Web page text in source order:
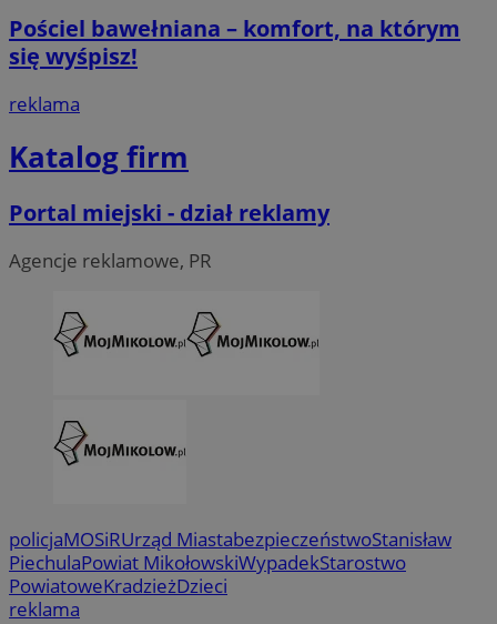
Pościel bawełniana – komfort, na którym
się wyśpisz!
reklama
Katalog firm
Portal miejski - dział reklamy
Agencje reklamowe, PR
policjaMOSiRUrząd MiastabezpieczeństwoStanisław
PiechulaPowiat MikołowskiWypadekStarostwo
PowiatoweKradzieżDzieci
reklama